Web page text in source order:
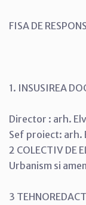
FISA DE
1. INSUSIREA
Director : arh.
Sef proiect: arh.
2 COLECTIV DE
Urbanism si
3